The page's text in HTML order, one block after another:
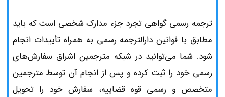
ترجمه رسمی گواهی تجرد جزء مدارک شخصی است که باید
مطابق با قوانین دارالترجمه رسمی به همراه تأییدات انجام
شود. شما می‌توانید در شبکه مترجمین اشراق سفارش‌های
رسمی خود را ثبت کرده و پس از انجام آن توسط مترجمین
متخصص و رسمی قوه قضاییه، سفارش خود را تحویل